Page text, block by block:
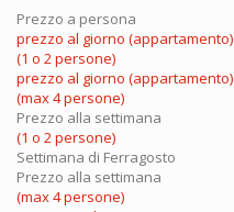
Prezzo a persona
prezzo al giorno (appartamento)
(1 o 2 persone)
prezzo al giorno (appartamento)
(max 4 persone)
Prezzo alla settimana
(1 o 2 persone)
Settimana di Ferragosto
Prezzo alla settimana
(max 4 persone)